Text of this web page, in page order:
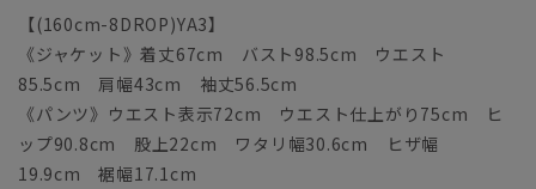
【(160cm-8DROP)YA3】
《ジャケット》着丈67cm バスト98.5cm ウエスト
85.5cm 肩幅43cm 袖丈56.5cm
《パンツ》ウエスト表示72cm ウエスト仕上がり75cm ヒ
ップ90.8cm 股上22cm ワタリ幅30.6cm ヒザ幅
19.9cm 裾幅17.1cm